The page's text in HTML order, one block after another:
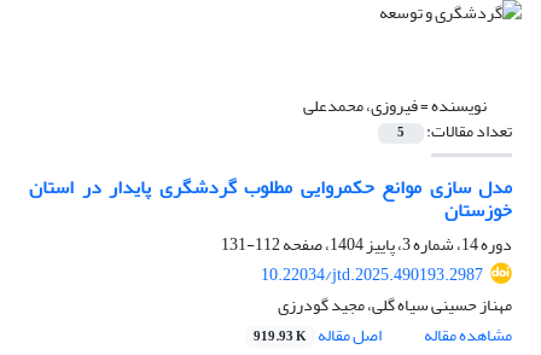
نویسنده =فیروزی، محمدعلی
تعداد مقالات: 5
مدل سازی موانع حکمروایی مطلوب گردشگری پایدار در استان
خوزستان
دوره 14، شماره 3، پاییز 1404، صفحه
112-131
10.22034/jtd.2025.490193.2987
مهناز حسینی سیاه گلی، مجید گودرزی
مشاهده مقاله
اصل مقاله 919.93 K